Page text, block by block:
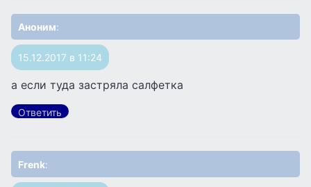
Аноним:
15.12.2017 в 11:24
а если туда застряла салфетка
Ответить
Frenk: